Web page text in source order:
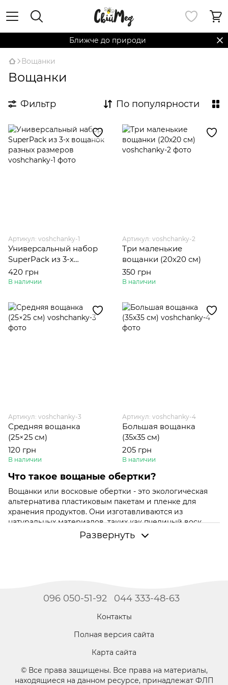
Ближче до природи
Вощанки
Вощанки
Фильтр По популярности
Артикул: voshchanky-1
Универсальный набор
SuperPack из 3-х
вощанок разных
размеров
420 грн
В наличии
Артикул: voshchanky-2
Три маленькие
вощанки (20х20 см)
350 грн
В наличии
Артикул: voshchanky-3
Средняя вощанка
(25×25 см)
120 грн
В наличии
Артикул: voshchanky-4
Большая вощанка
(35x35 см)
205 грн
В наличии
Что такое вощаные обертки?
Вощанки или восковые обертки - это экологическая
альтернатива пластиковым пакетам и пленке для
хранения продуктов. Они изготавливаются из
натуральных материалов, таких как пчелиный воск,
ткань, растительные масла или смола.
пластика.
антисептическими свойствами, что способствует
период времени.
Удобство использования: благодаря гибкости
продуктов или посуды, что делает их
универсальными для различных видов еды.
Развернуть
096 050-51-92 044 333-48-63
Контакты
Полная версия сайта
Карта сайта
© Все права защищены. Все права на материалы,
находящиеся на данном ресурсе, принадлежат ФЛП